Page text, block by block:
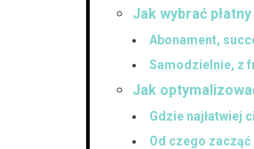
Jak wybrać
Abonament,
Samodzielnie, z
Jak
Gdzie najłatwiej
Od czego zacząć